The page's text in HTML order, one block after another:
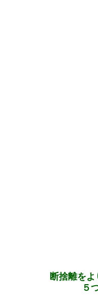
断捨離を
５